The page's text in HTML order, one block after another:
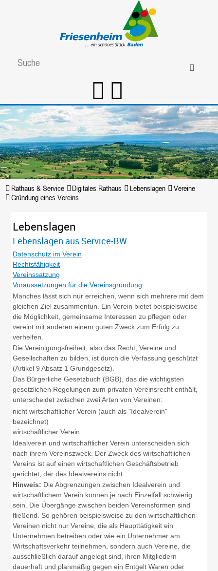
Rathaus & Service Digitales Rathaus Lebenslagen
Vereine
Gründung eines Vereins
Lebenslagen
Lebenslagen aus Service-BW
Datenschutz im Verein
Rechtsfähigkeit
Vereinssatzung
Voraussetzungen für die Vereinsgründung
Manches lässt sich nur erreichen, wenn sich mehrere mit dem
gleichen Ziel zusammentun. Ein Verein bietet beispielsweise
die Möglichkeit, gemeinsame Interessen zu pflegen oder
vereint mit anderen einem guten Zweck zum Erfolg zu
verhelfen.
Die Vereinigungsfreiheit, also das Recht, Vereine und
Gesellschaften zu bilden, ist durch die Verfassung geschützt
(Artikel 9 Absatz 1 Grundgesetz).
Das Bürgerliche Gesetzbuch (BGB), das die wichtigsten
gesetzlichen Regelungen zum privaten Vereinsrecht enthält,
unterscheidet zwischen zwei Arten von Vereinen:
nicht wirtschaftlicher Verein (auch als "Idealverein"
bezeichnet)
wirtschaftlicher Verein
Idealverein und wirtschaftlicher Verein unterscheiden sich
nach ihrem Vereinszweck. Der Zweck des wirtschaftlichen
Vereins ist auf einen wirtschaftlichen Geschäftsbetrieb
gerichtet, der des Idealvereins nicht.
Hinweis: Die Abgrenzungen zwischen Idealverein und
wirtschaftlichem Verein können je nach Einzelfall schwierig
sein. Die Übergänge zwischen beiden Vereinsformen sind
fließend. So gehören beispielsweise zu den wirtschaftlichen
Vereinen nicht nur Vereine, die als Haupttätigkeit ein
Unternehmen betreiben oder wie ein Unternehmer am
Wirtschaftsverkehr teilnehmen, sondern auch Vereine, die
ausschließlich darauf angelegt sind, ihren Mitgliedern
dauerhaft und planmäßig gegen ein Entgelt Waren oder